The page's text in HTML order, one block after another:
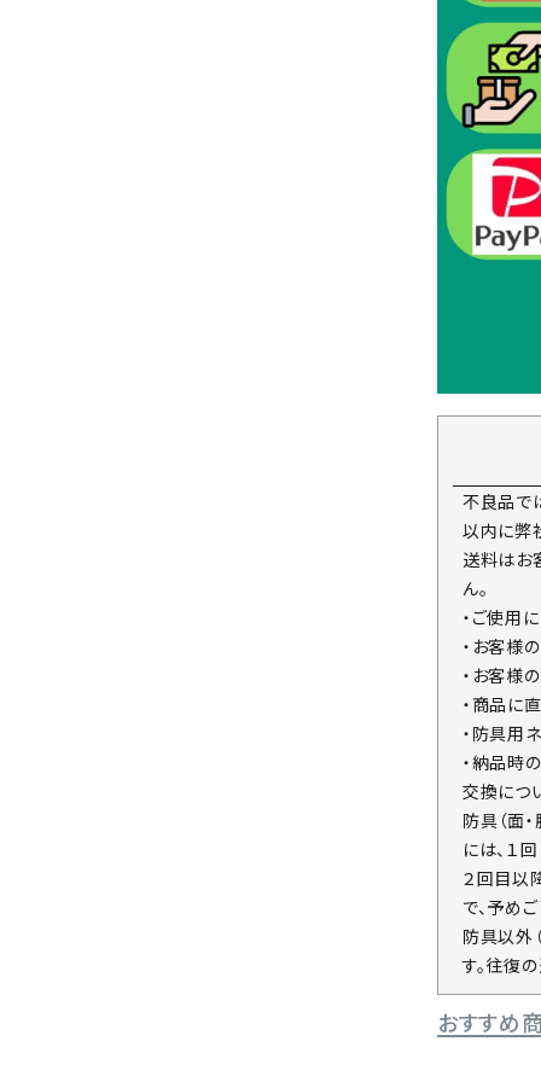
不良品で
以内に弊
送料はお
ん。
・ご使用
・お客様
・お客様
・商品に
・防具用
・納品時
交換につ
防具（面
には、１
２回目以
で、予め
防具以外
す。往復
おすすめ